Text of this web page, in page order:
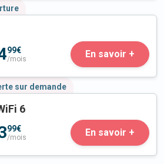
99€
/mois En savoir +
sur demande
6
99€
/mois En savoir +